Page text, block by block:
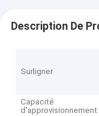
Description De
Surligner
Capacité
d'approvisionnement